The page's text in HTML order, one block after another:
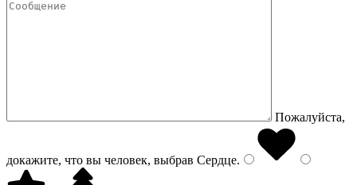
Пожалуйста,
докажите, что вы человек, выбрав Сердце.